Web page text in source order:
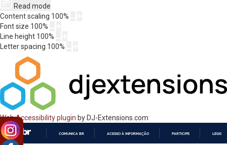
Read mode
Content scaling 100%
Font size 100%
Line height 100%
Letter spacing 100%
Web Accessibility plugin by DJ-Extensions.com
COMUNICA BR ACESSO À INFORMAÇÃO PARTICIPE